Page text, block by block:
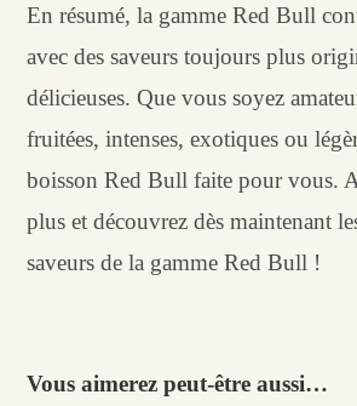
En résumé, la gamme Red Bull
avec des saveurs toujours plus
délicieuses. Que vous soyez
fruitées, intenses, exotiques ou
boisson Red Bull faite pour vous.
plus et découvrez dès maintenant
saveurs de la gamme Red Bull !
Vous aimerez peut-être aussi…